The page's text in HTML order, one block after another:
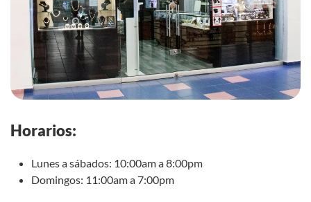
Horarios:
Lunes a sábados: 10:00am a 8:00pm
Domingos: 11:00am a 7:00pm